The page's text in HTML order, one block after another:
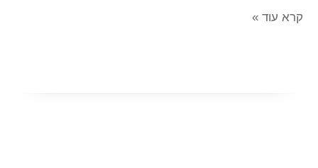
קרא עוד »